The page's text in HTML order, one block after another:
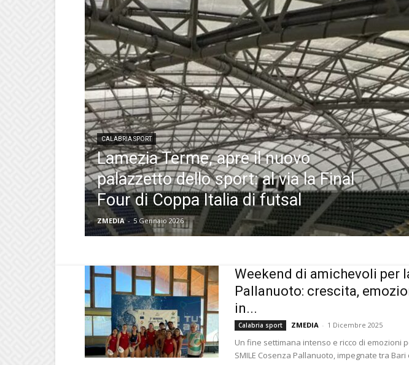
CALABRIA SPORT
Lamezia Terme, apre il nuovo
palazzetto dello sport: al via la Final
Four di Coppa Italia di futsal
ZMEDIA - 5 Gennaio 2026
Weekend di amichevoli per
Pallanuoto: crescita,
in...
Calabria sport ZMEDIA - 1 Dicembre 2025
Un fine settimana intenso e ricco di emozioni
SMILE Cosenza Pallanuoto, impegnate tra